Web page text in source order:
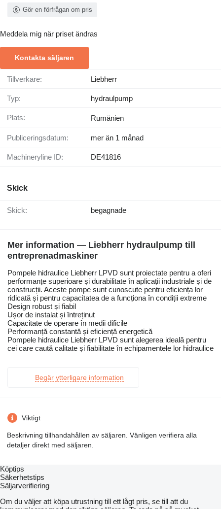
Gör en förfrågan om pris
Meddela mig när priset ändras
Kontakta säljaren
Tillverkare: Liebherr
Typ: hydraulpump
Plats: Rumänien
Publiceringsdatum: mer än 1 månad
Machineryline ID: DE41816
Skick
Skick: begagnade
Mer information — Liebherr hydraulpump till
entreprenadmaskiner
Pompele hidraulice Liebherr LPVD sunt proiectate pentru a oferi
performanțe superioare și durabilitate în aplicații industriale și de
construcții. Aceste pompe sunt cunoscute pentru eficiența lor
ridicată și pentru capacitatea de a funcționa în condiții extreme
Design robust și fiabil
Ușor de instalat și întreținut
Capacitate de operare în medii dificile
Performanță constantă și eficiență energetică
Pompele hidraulice Liebherr LPVD sunt alegerea ideală pentru
cei care caută calitate și fiabilitate în echipamentele lor hidraulice
Begär ytterligare information
Viktigt
Beskrivning tillhandahållen av säljaren. Vänligen verifiera alla
detaljer direkt med säljaren.
Köptips
Säkerhetstips
Säljarverifiering
Om du väljer att köpa utrustning till ett lågt pris, se till att du